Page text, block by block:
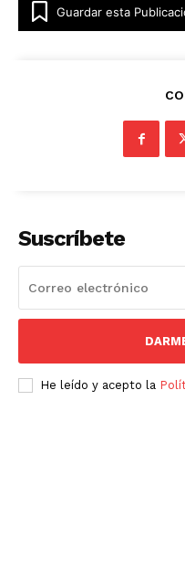
Guardar esta
Suscríbete
He leído y acepto la